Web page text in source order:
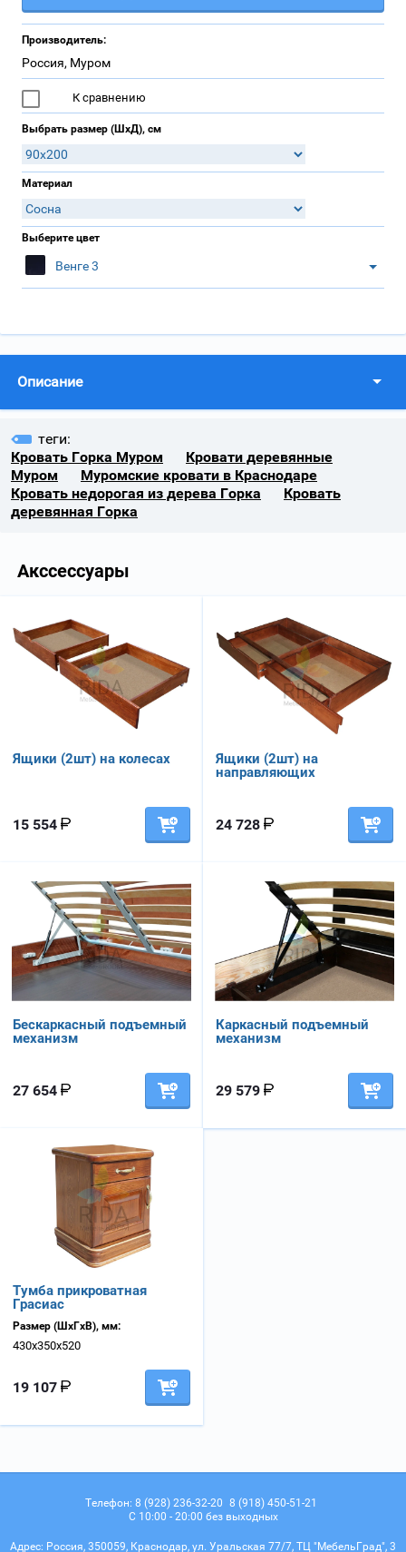
Производитель:
Россия, Муром
К сравнению
Выбрать размер (ШхД), см
Материал
Выберите цвет
Венге 3
Описание
теги:
Кровать Горка Муром
Кровати деревянные
Муром
Муромские кровати в Краснодаре
Кровать недорогая из дерева Горка
Кровать
деревянная Горка
Акссессуары
Ящики (2шт) на колесах
15 554
Ящики (2шт) на
направляющих
24 728
Бескаркасный подъемный
механизм
27 654
Каркасный подъемный
механизм
29 579
Тумба прикроватная
Грасиас
Размер (ШхГхВ), мм:
430х350х520
19 107
Телефон: 8 (928) 236-32-20 8 (918) 450-51-21
С 10:00 - 20:00 без выходных
Адрес: Россия, 350059, Краснодар, ул. Уральская 77/7, ТЦ "МебельГрад", 3